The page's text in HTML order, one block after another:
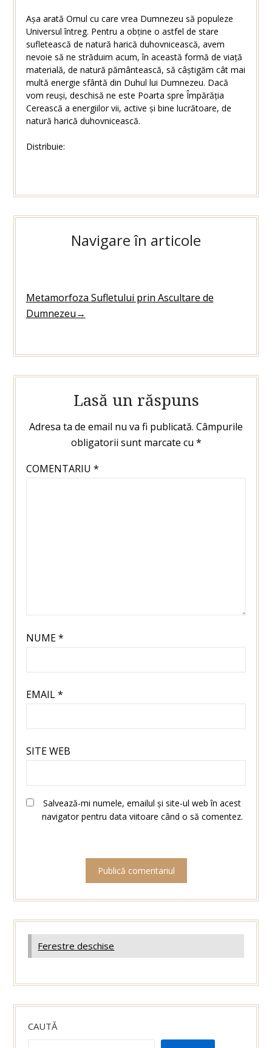
Așa arată Omul cu care vrea Dumnezeu să populeze
Universul întreg. Pentru a obține o astfel de stare
sufletească de natură harică duhovnicească, avem
nevoie să ne străduim acum, în această formă de viață
materială, de natură pământească, să câștigăm cât mai
multă energie sfântă din Duhul lui Dumnezeu. Dacă
vom reuși, deschisă ne este Poarta spre Împărăția
Cerească a energiilor vii, active și bine lucrătoare, de
natură harică duhovnicească.
Distribuie:
Navigare în articole
Metamorfoza Sufletului prin Ascultare de
Dumnezeu→
Lasă un răspuns
Adresa ta de email nu va fi publicată. Câmpurile
obligatorii sunt marcate cu *
COMENTARIU *
NUME*
EMAIL*
SITE WEB
Salvează-mi numele, emailul și site-ul web în acest
navigator pentru data viitoare când o să comentez.
Ferestre deschise
CAUTĂ